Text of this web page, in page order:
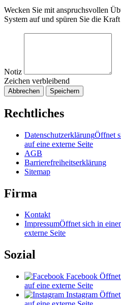
Wecken Sie mit anspruchsvollen
System auf und spüren Sie die
Notiz
Zeichen verbleibend
Abbrechen Speichern
Rechtliches
DatenschutzerklärungÖffnet
auf eine externe Seite
AGB
Barrierefreiheitserklärung
Sitemap
Firma
Kontakt
ImpressumÖffnet sich in
externe Seite
Sozial
Facebook
auf eine externe Seite
Instagram